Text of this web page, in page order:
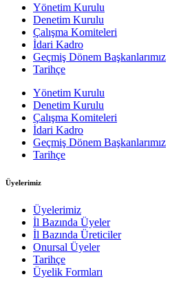
Yönetim Kurulu
Denetim Kurulu
Çalışma Komiteleri
İdari Kadro
Geçmiş Dönem Başkanlarımız
Tarihçe
Yönetim Kurulu
Denetim Kurulu
Çalışma Komiteleri
İdari Kadro
Geçmiş Dönem Başkanlarımız
Tarihçe
Üyelerimiz
Üyelerimiz
İl Bazında Üyeler
İl Bazında Üreticiler
Onursal Üyeler
Tarihçe
Üyelik Formları